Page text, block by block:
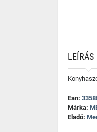
LEÍRÁS
Ean:
Márka:
Eladó: